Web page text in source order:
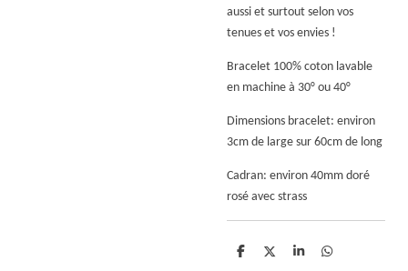
aussi et surtout selon vos
tenues et vos envies !
Bracelet 100% coton lavable
en machine à 30° ou 40°
Dimensions bracelet: environ
3cm de large sur 60cm de long
Cadran: environ 40mm doré
rosé avec strass
P
P
P
P